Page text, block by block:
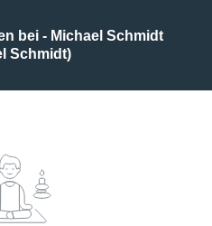
bei - Michael Schmidt
Schmidt)